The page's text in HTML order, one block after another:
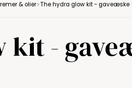
& olier The hydra glow kit - gaveæske
kit -